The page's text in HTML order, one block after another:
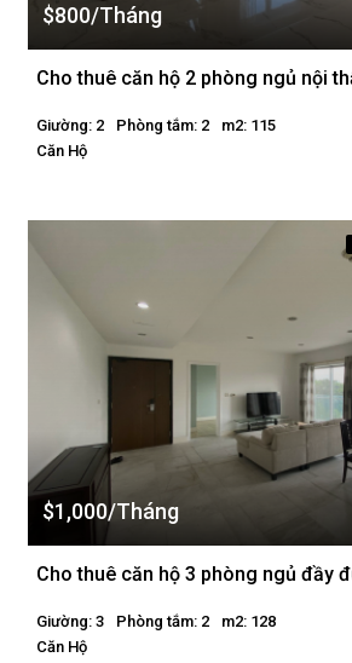
$800/Tháng
Giường: 2 Phòng tắm: 2
m2: 115
Căn Hộ
$1,000/Tháng
Giường: 3 Phòng tắm: 2
m2: 128
Căn Hộ